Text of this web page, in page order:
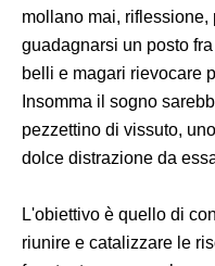
mollano mai,
guadagnarsi un posto
belli e magari rievocare
Insomma il sogno
pezzettino di vissuto,
dolce distrazione da
L'obiettivo è quello di
riunire e catalizzare le